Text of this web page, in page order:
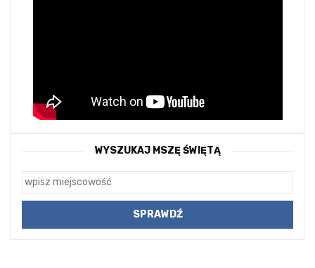
WYSZUKAJ MSZĘ ŚWIĘTĄ